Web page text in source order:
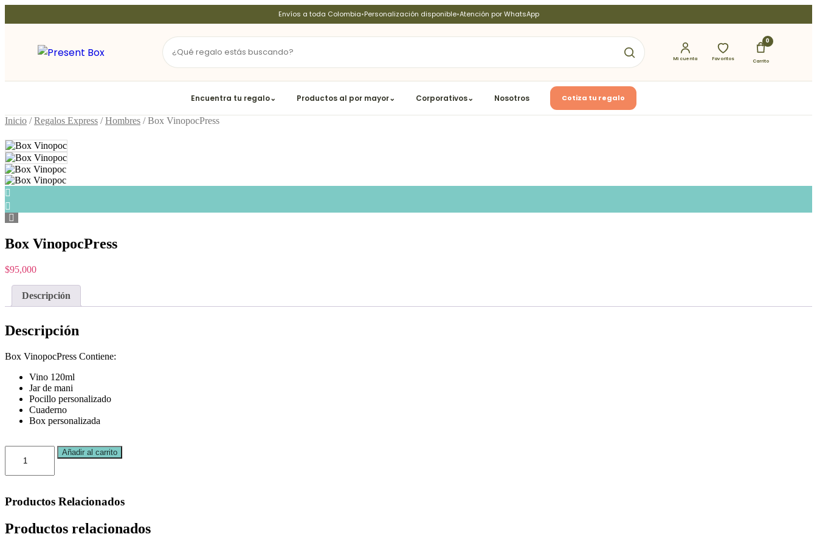
Envíos a toda Colombia•Personalización disponible•Atención por WhatsApp
Mi cuenta Favoritos
0
Carrito
Encuentra tu regalo⌄ Productos al por mayor⌄ Corporativos⌄ Nosotros Cotiza tu regalo
Inicio /Regalos Express /Hombres / Box VinopocPress
Box VinopocPress
$95,000
Descripción
Descripción
Box VinopocPress Contiene:
Vino 120ml
Jar de mani
Pocillo personalizado
Cuaderno
Box personalizada
VinopocPress
Añadir al carrito
Productos Relacionados
Productos relacionados